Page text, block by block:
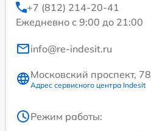
+7 (812) 214-20-41
Ежедневно с 9:00 до 21:00
info@re-indesit.ru
Московский проспект, 78
Адрес сервисного центра Indesit
Режим работы: